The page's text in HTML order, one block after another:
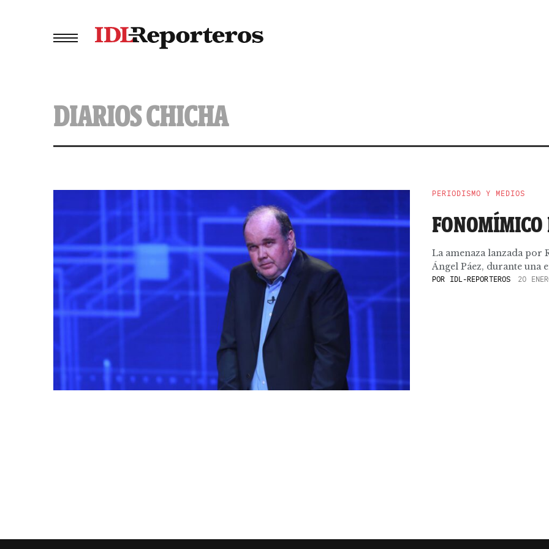
DIARIOS CHICHA
PERIODISMO Y MEDIOS
La amenaza lanzada por
Ángel Páez, durante una
POR IDL-REPORTEROS 20